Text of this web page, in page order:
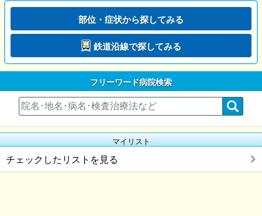
部位・症状から探してみる
鉄道沿線で探してみる
フリーワード病院検索
マイリスト
チェックしたリストを見る